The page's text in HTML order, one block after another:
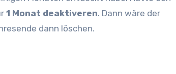
1 Monat deaktiveren. Dann wäre der
dann löschen.